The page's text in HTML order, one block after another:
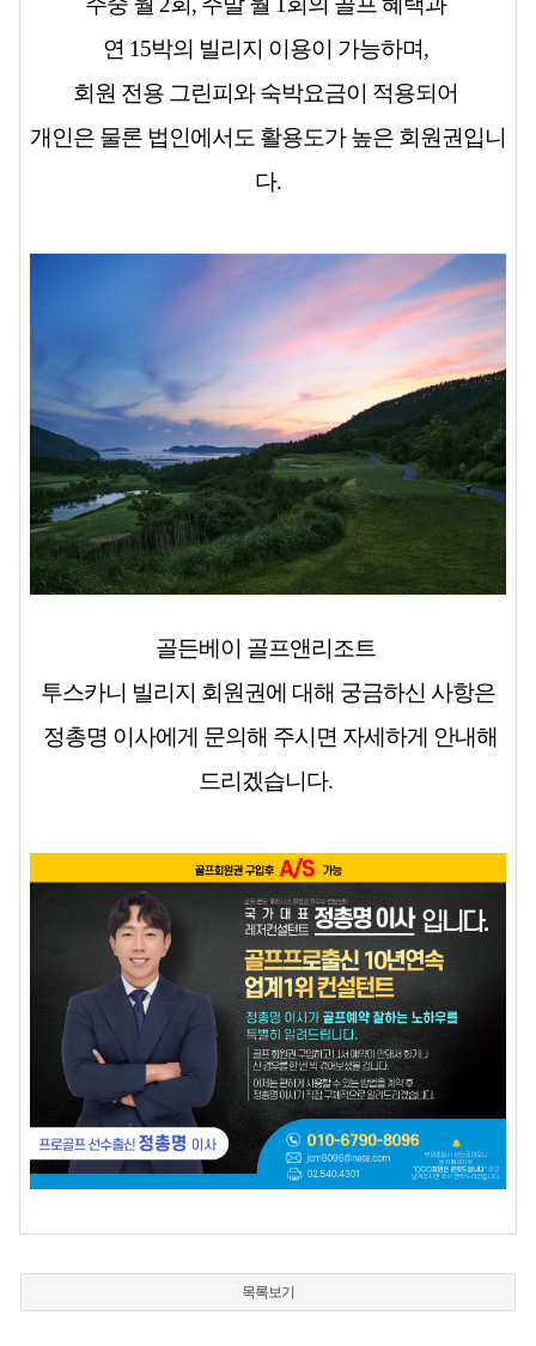
연 15박의 빌리지 이용이 가능하며,
회원 전용 그린피와 숙박요금이 적용되어
개인은 물론 법인에서도 활용도가 높은 회원권입니
다.
골든베이 골프앤리조트
투스카니 빌리지 회원권에 대해 궁금하신 사항은
정총명 이사에게 문의해 주시면 자세하게 안내해
드리겠습니다.
목록보기